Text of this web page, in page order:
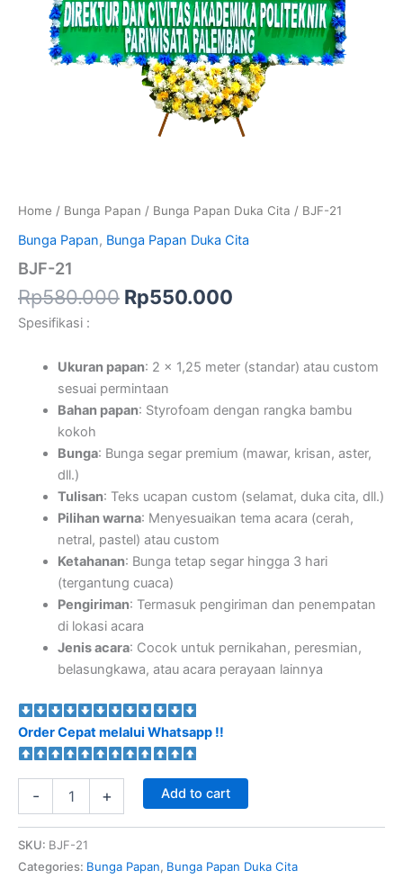
Home / Bunga Papan / Bunga Papan Duka Cita / BJF-21
Bunga Papan, Bunga Papan Duka Cita
BJF-21
Rp580.000 Rp550.000
Spesifikasi :
Ukuran papan: 2 x 1,25 meter (standar) atau custom
sesuai permintaan
Bahan papan: Styrofoam dengan rangka bambu
kokoh
Bunga: Bunga segar premium (mawar, krisan, aster,
dll.)
Tulisan: Teks ucapan custom (selamat, duka cita, dll.)
Pilihan warna: Menyesuaikan tema acara (cerah,
netral, pastel) atau custom
Ketahanan: Bunga tetap segar hingga 3 hari
(tergantung cuaca)
Pengiriman: Termasuk pengiriman dan penempatan
di lokasi acara
Jenis acara: Cocok untuk pernikahan, peresmian,
belasungkawa, atau acara perayaan lainnya
Order Cepat melalui Whatsapp !!
- + Add to cart
SKU: BJF-21
Categories: Bunga Papan, Bunga Papan Duka Cita